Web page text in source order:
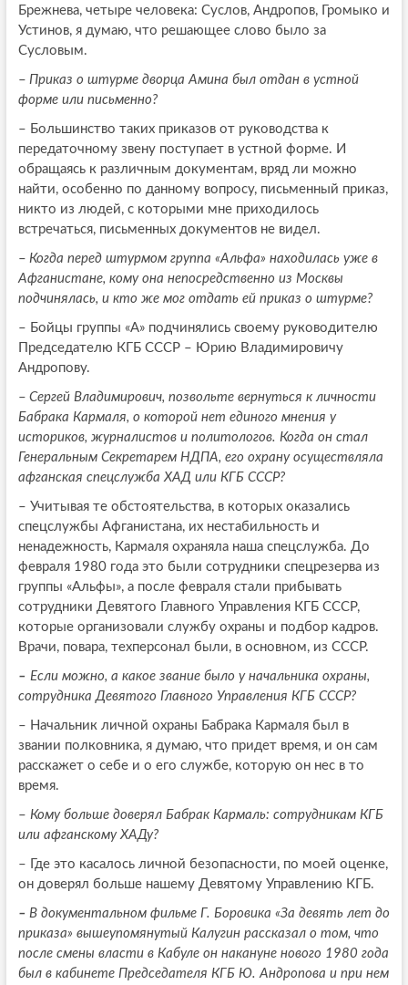
Брежнева, четыре человека: Суслов, Андропов, Громыко и
Устинов, я думаю, что решающее слово было за
Сусловым.
– Приказ о штурме дворца Амина был отдан в устной
форме или письменно?
– Большинство таких приказов от руководства к
передаточному звену поступает в устной форме. И
обращаясь к различным документам, вряд ли можно
найти, особенно по данному вопросу, письменный приказ,
никто из людей, с которыми мне приходилось
встречаться, письменных документов не видел.
– Когда перед штурмом группа «Альфа» находилась уже в
Афганистане, кому она непосредственно из Москвы
подчинялась, и кто же мог отдать ей приказ о штурме?
– Бойцы группы «А» подчинялись своему руководителю
Председателю КГБ СССР – Юрию Владимировичу
Андропову.
– Сергей Владимирович, позвольте вернуться к личности
Бабрака Кармаля, о которой нет единого мнения у
историков, журналистов и политологов. Когда он стал
Генеральным Секретарем НДПА, его охрану осуществляла
афганская спецслужба ХАД или КГБ СССР?
– Учитывая те обстоятельства, в которых оказались
спецслужбы Афганистана, их нестабильность и
ненадежность, Кармаля охраняла наша спецслужба. До
февраля 1980 года это были сотрудники спецрезерва из
группы «Альфы», а после февраля стали прибывать
сотрудники Девятого Главного Управления КГБ СССР,
которые организовали службу охраны и подбор кадров.
Врачи, повара, техперсонал были, в основном, из СССР.
– Если можно, а какое звание было у начальника охраны,
сотрудника Девятого Главного Управления КГБ СССР?
– Начальник личной охраны Бабрака Кармаля был в
звании полковника, я думаю, что придет время, и он сам
расскажет о себе и о его службе, которую он нес в то
время.
– Кому больше доверял Бабрак Кармаль: сотрудникам КГБ
или афганскому ХАДу?
– Где это касалось личной безопасности, по моей оценке,
он доверял больше нашему Девятому Управлению КГБ.
– В документальном фильме Г. Боровика «За девять лет до
приказа» вышеупомянутый Калугин рассказал о том, что
после смены власти в Кабуле он накануне нового 1980 года
был в кабинете Председателя КГБ Ю. Андропова и при нем